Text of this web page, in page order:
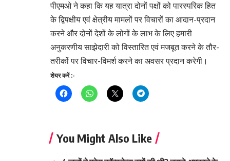
पीएमओ ने कहा कि यह यात्रा दोनों पक्षों को पारस्परिक हित
के द्विपक्षीय एवं क्षेत्रीय मामलों पर विचारों का आदान-प्रदान
करने और दोनों देशों के लोगों के लाभ के लिए हमारी
अनुकरणीय साझेदारी को विस्तारित एवं मजबूत करने के तौर-
तरीकों पर विचार-विमर्श करने का अवसर प्रदान करेगी।
शेयर करें :-
You Might Also Like